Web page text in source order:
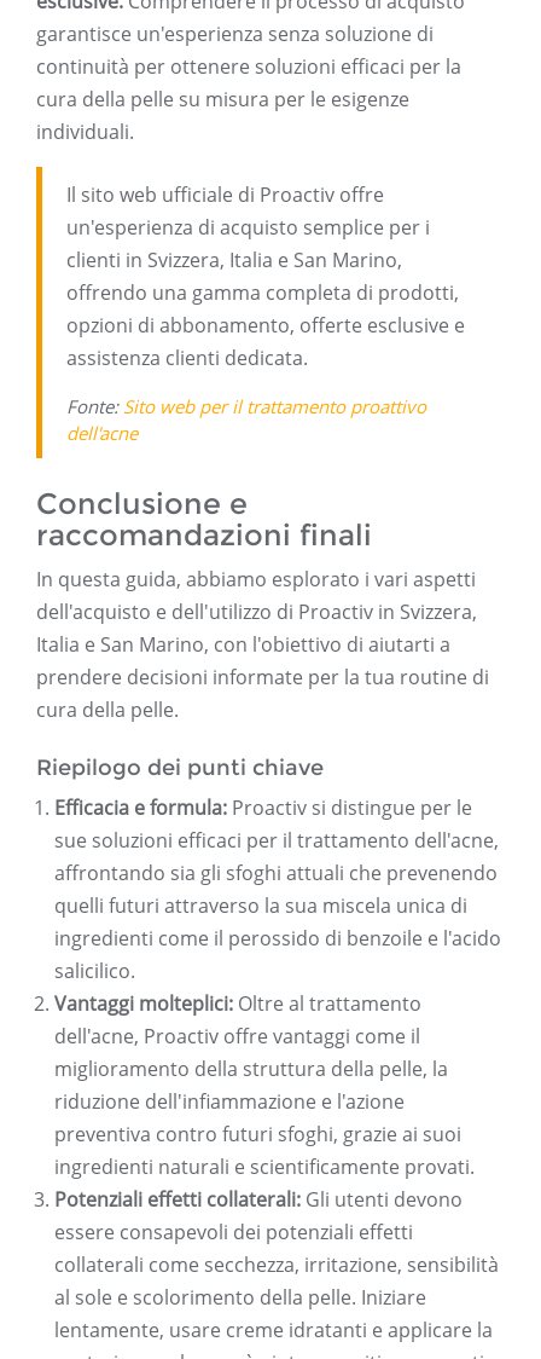
garantisce un'esperienza senza soluzione di
continuità per ottenere soluzioni efficaci per la
cura della pelle su misura per le esigenze
individuali.
Il sito web ufficiale di Proactiv offre
un'esperienza di acquisto semplice per i
clienti in Svizzera, Italia e San Marino,
offrendo una gamma completa di prodotti,
opzioni di abbonamento, offerte esclusive e
assistenza clienti dedicata.
Fonte: Sito web per il trattamento proattivo
dell'acne
Conclusione e
raccomandazioni finali
In questa guida, abbiamo esplorato i vari aspetti
dell'acquisto e dell'utilizzo di Proactiv in Svizzera,
Italia e San Marino, con l'obiettivo di aiutarti a
prendere decisioni informate per la tua routine di
cura della pelle.
Riepilogo dei punti chiave
Efficacia e formula: Proactiv si distingue per le
sue soluzioni efficaci per il trattamento dell'acne,
affrontando sia gli sfoghi attuali che prevenendo
quelli futuri attraverso la sua miscela unica di
ingredienti come il perossido di benzoile e l'acido
salicilico.
Vantaggi molteplici: Oltre al trattamento
dell'acne, Proactiv offre vantaggi come il
miglioramento della struttura della pelle, la
riduzione dell'infiammazione e l'azione
preventiva contro futuri sfoghi, grazie ai suoi
ingredienti naturali e scientificamente provati.
Potenziali effetti collaterali: Gli utenti devono
essere consapevoli dei potenziali effetti
collaterali come secchezza, irritazione, sensibilità
al sole e scolorimento della pelle. Iniziare
lentamente, usare creme idratanti e applicare la